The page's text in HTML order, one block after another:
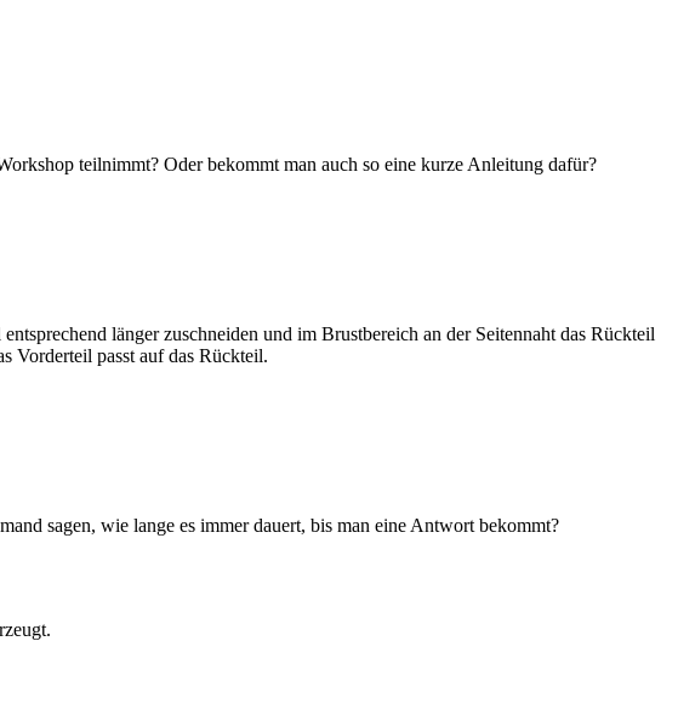
teilnimmt? Oder bekommt man auch so eine kurze Anleitung dafür?
länger zuschneiden und im Brustbereich an der Seitennaht das Rückteil
Vorderteil passt auf das Rückteil.
sagen, wie lange es immer dauert, bis man eine Antwort bekommt?